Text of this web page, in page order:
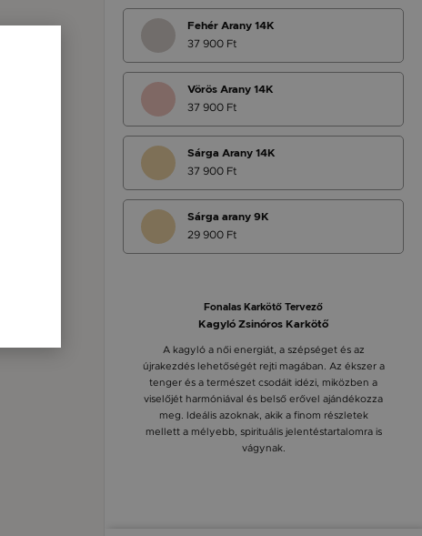
Fehér Arany 14K
37 900 Ft
Vörös Arany 14K
37 900 Ft
Sárga Arany 14K
37 900 Ft
Sárga arany 9K
29 900 Ft
Fonalas Karkötő Tervező
Kagyló Zsinóros Karkötő
A kagyló a női energiát, a szépséget és az
újrakezdés lehetőségét rejti magában. Az ékszer a
tenger és a természet csodáit idézi, miközben a
viselőjét harmóniával és belső erővel ajándékozza
meg. Ideális azoknak, akik a finom részletek
mellett a mélyebb, spirituális jelentéstartalomra is
vágynak.